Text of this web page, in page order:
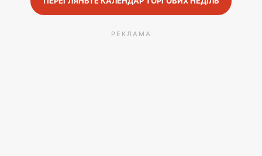
РЕКЛАМА